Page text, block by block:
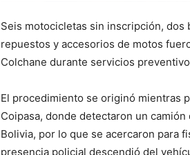
Seis motocicletas sin inscripción, dos
repuestos y accesorios de motos
Colchane durante servicios
El procedimiento se originó mientras
Coipasa, donde detectaron un
Bolivia, por lo que se acercaron para
presencia policial descendió del